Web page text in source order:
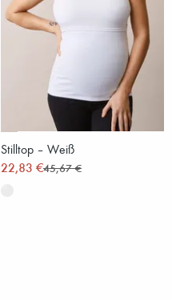
Stilltop – Weiß
22,83 €45,67 €